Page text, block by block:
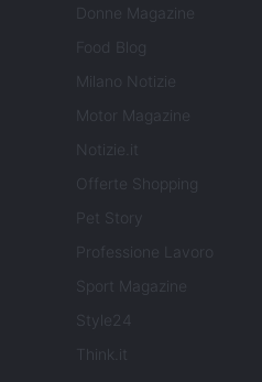
Donne Magazine
Food Blog
Milano Notizie
Motor Magazine
Notizie.it
Offerte Shopping
Pet Story
Professione Lavoro
Sport Magazine
Style24
Think.it